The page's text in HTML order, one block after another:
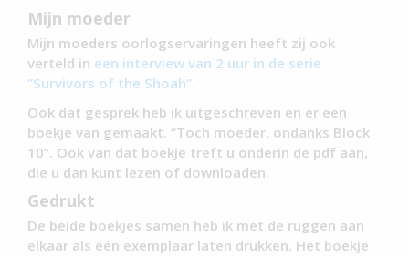
Mijn moeder
Mijn moeders oorlogservaringen heeft zij ook
verteld in een interview van 2 uur in de serie
“Survivors of the Shoah”.
Ook dat gesprek heb ik uitgeschreven en er een
boekje van gemaakt. “Toch moeder, ondanks Block
10”. Ook van dat boekje treft u onderin de pdf aan,
die u dan kunt lezen of downloaden.
Gedrukt
De beide boekjes samen heb ik met de ruggen aan
elkaar als één exemplaar laten drukken. Het boekje